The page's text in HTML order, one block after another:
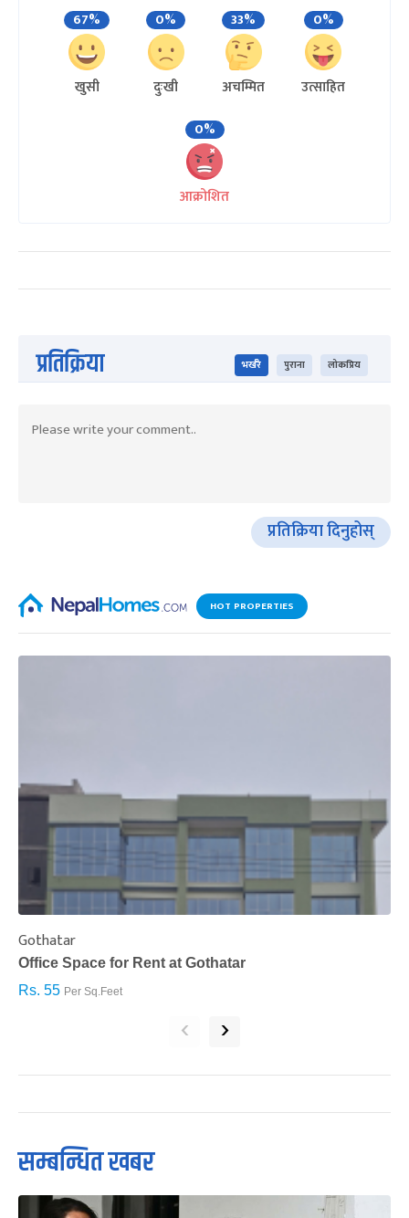
67%
खुसी
0%
दुःखी
33%
अचम्मित
0%
उत्साहित
0%
आक्रोशित
प्रतिक्रिया भर्खरै पुराना लोकप्रिय
प्रतिक्रिया दिनुहोस्
HOT PROPERTIES
Gothatar
Office Space for Rent at Gothatar
Rs. 55 Per Sq.Feet
‹ ›
सम्बन्धित खबर